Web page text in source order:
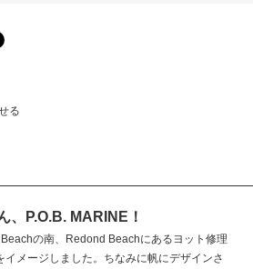
る
、P.O.B. MARINE！
の南、Redond Beachにあるヨット修理
イメージしました。ちなみに帆にデザインさ